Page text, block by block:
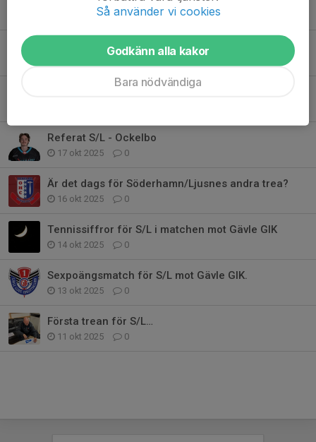
22 nov 2025 0
INFORMATION!
Referat S/L - Ockelbo
17 okt 2025 0
Är det dags för Söderhamn/Ljusnes andra trea?
16 okt 2025 0
Tennissiffror för S/L i matchen mot Gävle GIK
14 okt 2025 0
Sexpoängsmatch för S/L mot Gävle GIK.
13 okt 2025 0
Första trean för S/L…
11 okt 2025 0
Så använder vi cookies
Godkänn alla kakor
Bara nödvändiga